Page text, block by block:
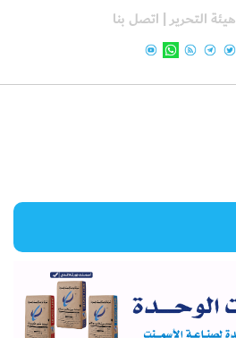
هيئة التحرير | اتصل بنا